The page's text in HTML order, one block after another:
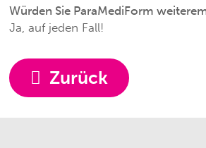
Würden Sie ParaMediForm
Ja, auf jeden Fall!
Zurück